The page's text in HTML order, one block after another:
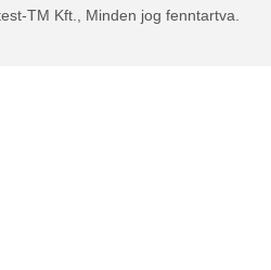
TM Kft., Minden jog fenntartva.